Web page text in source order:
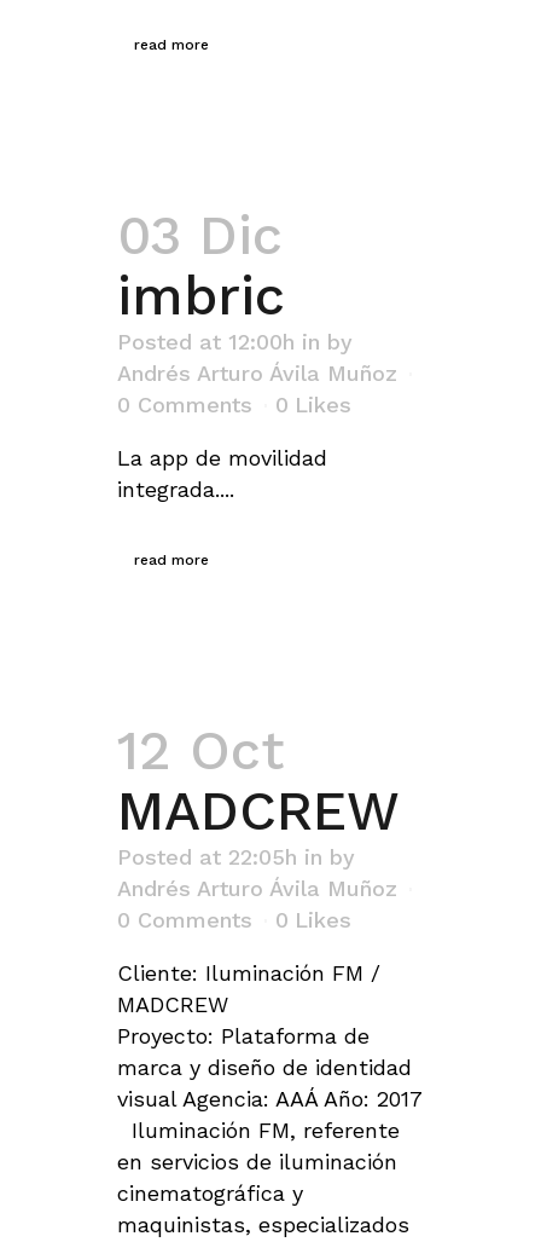
read more
03 Dic
imbric
Posted at 12:00h in by
Andrés Arturo Ávila Muñoz
0 Comments
0 Likes
La app de movilidad
integrada....
read more
12 Oct
MADCREW
Posted at 22:05h in by
Andrés Arturo Ávila Muñoz
0 Comments
0 Likes
Cliente: Iluminación FM /
MADCREW
Proyecto: Plataforma de
marca y diseño de identidad
visual Agencia: AAÁ Año: 2017
Iluminación FM, referente
en servicios de iluminación
cinematográfica y
maquinistas, especializados